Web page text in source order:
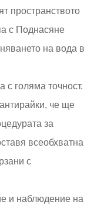
пространството
с Поднасяне
на вода в
с голяма точност.
че ще
за
всеобхватна
с
и наблюдение на